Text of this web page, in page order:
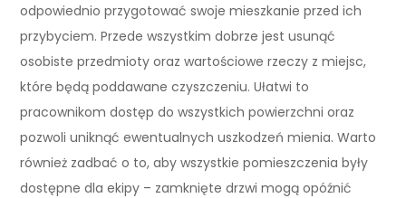
odpowiednio przygotować swoje mieszkanie przed ich
przybyciem. Przede wszystkim dobrze jest usunąć
osobiste przedmioty oraz wartościowe rzeczy z miejsc,
które będą poddawane czyszczeniu. Ułatwi to
pracownikom dostęp do wszystkich powierzchni oraz
pozwoli uniknąć ewentualnych uszkodzeń mienia. Warto
również zadbać o to, aby wszystkie pomieszczenia były
dostępne dla ekipy – zamknięte drzwi mogą opóźnić